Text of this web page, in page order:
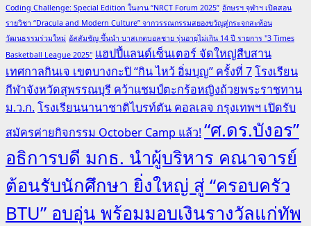
Coding Challenge: Special Edition ในงาน “NRCT Forum 2025” อักษรฯ จุฬาฯ เปิดสอน
รายวิชา “Dracula and Modern Culture” จากวรรณกรรมสยองขวัญสู่กระจกสะท้อน
วัฒนธรรมร่วมใหม่ อัสสัมชัญ ขึ้นนำ บาสเกตบอลชาย รุ่นอายุไม่เกิน 14 ปี รายการ "3 Times
Basketball League 2025" แฮปปี้แลนด์เซ็นเตอร์ จัดใหญ่สืบสาน
เทศกาลกินเจ เขตบางกะปิ “กิน ไหว้ อิ่มบุญ” ครั้งที่ 7โรงเรียน
กีฬาจังหวัดสุพรรณบุรี คว้าแชมป์ตะกร้อหญิงถ้วยพระราชทาน
ม.ว.ก.โรงเรียนนานาชาติไบรท์ตัน คอลเลจ กรุงเทพฯ เปิดรับ
สมัครค่ายกิจกรรม October Camp แล้ว!“ศ.ดร.บังอร”
อธิการบดี มกธ. นำผู้บริหาร คณาจารย์
ต้อนรับนักศึกษา ยิ่งใหญ่ สู่ “ครอบครัว
BTU” อบอุ่น พร้อมมอบเงินรางวัลแก่ทัพ